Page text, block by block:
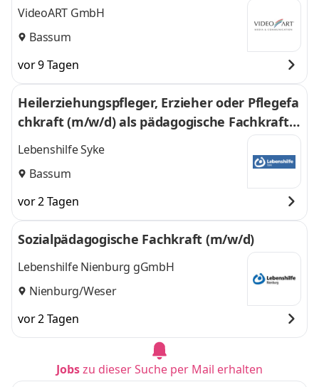
VideoART GmbH
Bassum
vor 9 Tagen
Heilerziehungspfleger, Erzieher oder Pflegefa
chkraft (m/w/d) als pädagogische Fachkraft f
ür unser Wohnheim Teilzeit
Lebenshilfe Syke
Bassum
vor 2 Tagen
Sozialpädagogische Fachkraft (m/w/d)
Lebenshilfe Nienburg gGmbH
Nienburg/Weser
vor 2 Tagen
Jobszu dieser Suche per Mail erhalten